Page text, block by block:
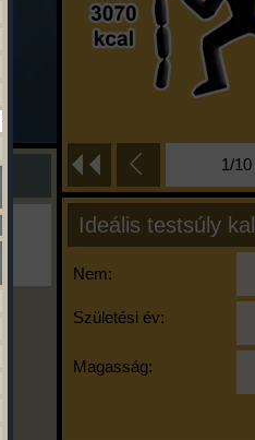
1/10
Ideális testsúly
Nem:
Születési év:
Magasság: